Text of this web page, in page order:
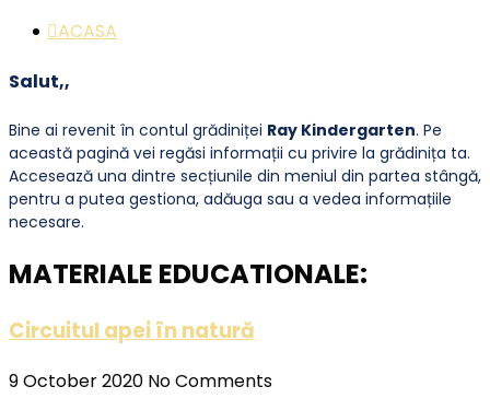
ACASA
Salut,,
Bine ai revenit în contul grădiniței Ray Kindergarten. Pe
această pagină vei regăsi informații cu privire la grădinița ta.
Accesează una dintre secțiunile din meniul din partea stângă,
pentru a putea gestiona, adăuga sau a vedea informațiile
necesare.
MATERIALE EDUCATIONALE:
Circuitul apei în natură
9 October 2020 No Comments